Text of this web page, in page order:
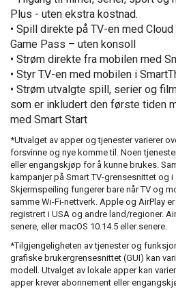
Plus - uten ekstra kostnad.
• Spill direkte på TV-en med
Game Pass – uten konsoll
• Strøm direkte fra mobilen med
• Styr TV-en med mobilen i
• Strøm utvalgte spill, serier og
som er inkludert den første tiden
med Smart Start
*Utvalget av apper og tjenester varierer
forsvinne og nye komme til. Noen
eller engangskjøp for å kunne brukes.
kampanjer på Smart TV-grensesnittet og
Skjermspeiling fungerer bare når TV og
samme Wi-Fi-nettverk. Apple og AirPlay
registrert i USA og andre land/regioner.
senere, eller macOS 10.14.5 eller senere.
*Tilgjengeligheten av tjenester og
grafiske brukergrensesnittet (GUI) kan
modell. Utvalget av lokale apper kan
apper krever abonnement eller